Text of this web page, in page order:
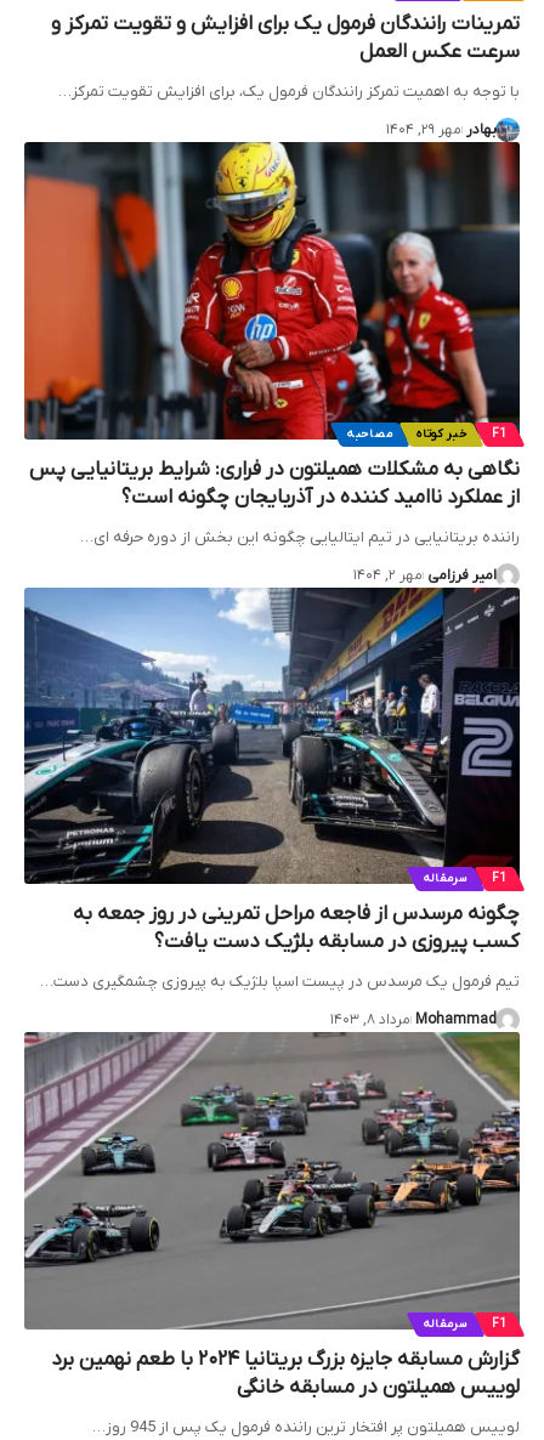
تمرینات رانندگان فرمول یک برای افزایش و تقویت تمرکز و
سرعت عکس العمل
با توجه به اهمیت تمرکز رانندگان فرمول یک، برای افزایش تقویت تمرکز…
بهادر مهر ۲۹, ۱۴۰۴
F1 خبر کوتاه مصاحبه
نگاهی به مشکلات همیلتون در فراری: شرایط بریتانیایی پس
از عملکرد ناامید کننده در آذربایجان چگونه است؟
راننده بریتانیایی در تیم ایتالیایی چگونه این بخش از دوره حرفه ای…
امیر فرزامی مهر ۲, ۱۴۰۴
F1 سرمقاله
چگونه مرسدس از فاجعه مراحل تمرینی در روز جمعه به
کسب پیروزی در مسابقه بلژیک دست یافت؟
تیم فرمول یک مرسدس در پیست اسپا بلژیک به پیروزی چشمگیری دست…
Mohammad مرداد ۸, ۱۴۰۳
F1 سرمقاله
گزارش مسابقه جایزه بزرگ بریتانیا ۲۰۲۴ با طعم نهمین برد
لوییس همیلتون در مسابقه خانگی
لوییس همیلتون پر افتخار ترین راننده فرمول یک پس از 945 روز…